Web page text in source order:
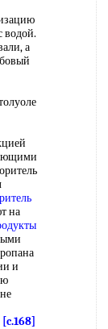
водой.
а
на
и
[c.168]